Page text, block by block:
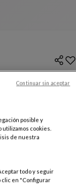
posible y
cookies.
de nuestra
todo y seguir
en "Configurar
Continuar sin aceptar